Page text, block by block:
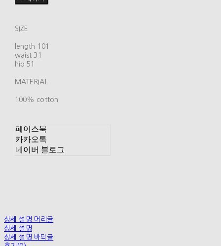
SIZE
length 101
waist 31
hio 51
MATERIAL
100% cotton
페이스북
카카오톡
네이버 블로그
상세 설명 머리글
상세 설명
상세 설명 바닥글